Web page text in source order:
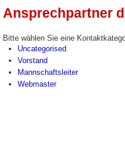
Ansprechpartner
Bitte wählen Sie eine
Uncategorised
Vorstand
Mannschaftsleiter
Webmaster